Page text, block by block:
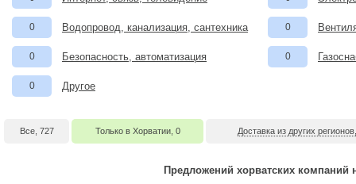
0 Водопровод, канализация, сантехника 0
0 Безопасность, автоматизация 0
0 Другое
Все, 727 Только в Хорватии, 0 Доставка из других
Предложений хорватских компаний